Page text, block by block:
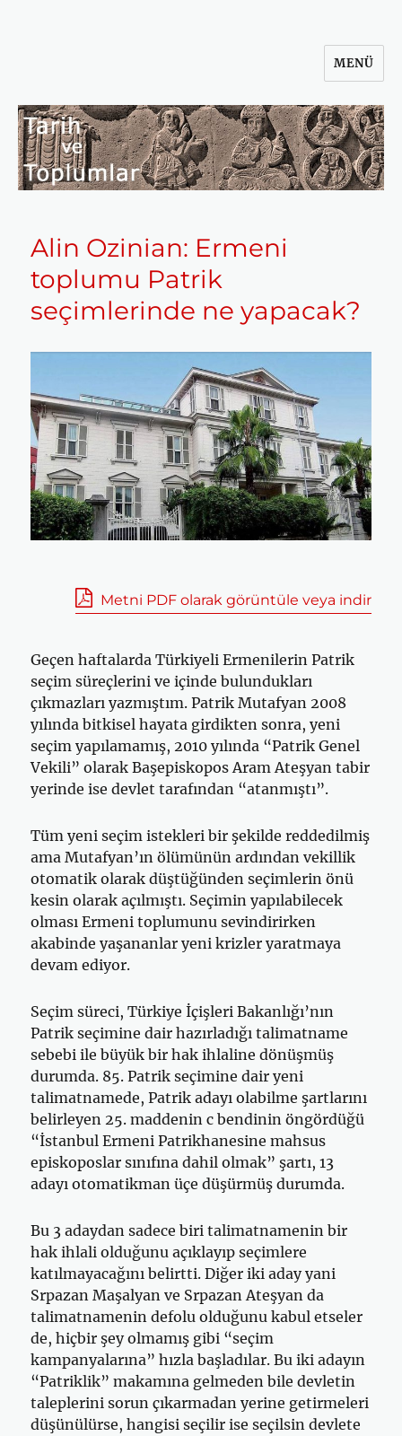
MENÜ
Alin Ozinian: Ermeni
toplumu Patrik
seçimlerinde ne yapacak?
Metni PDF olarak görüntüle veya indir
Geçen haftalarda Türkiyeli Ermenilerin Patrik
seçim süreçlerini ve içinde bulundukları
çıkmazları yazmıştım. Patrik Mutafyan 2008
yılında bitkisel hayata girdikten sonra, yeni
seçim yapılamamış, 2010 yılında “Patrik Genel
Vekili” olarak Başepiskopos Aram Ateşyan tabir
yerinde ise devlet tarafından “atanmıştı”.
Tüm yeni seçim istekleri bir şekilde reddedilmiş
ama Mutafyan’ın ölümünün ardından vekillik
otomatik olarak düştüğünden seçimlerin önü
kesin olarak açılmıştı. Seçimin yapılabilecek
olması Ermeni toplumunu sevindirirken
akabinde yaşananlar yeni krizler yaratmaya
devam ediyor.
Seçim süreci, Türkiye İçişleri Bakanlığı’nın
Patrik seçimine dair hazırladığı talimatname
sebebi ile büyük bir hak ihlaline dönüşmüş
durumda. 85. Patrik seçimine dair yeni
talimatnamede, Patrik adayı olabilme şartlarını
belirleyen 25. maddenin c bendinin öngördüğü
“İstanbul Ermeni Patrikhanesine mahsus
episkoposlar sınıfına dahil olmak” şartı, 13
adayı otomatikman üçe düşürmüş durumda.
Bu 3 adaydan sadece biri talimatnamenin bir
hak ihlali olduğunu açıklayıp seçimlere
katılmayacağını belirtti. Diğer iki aday yani
Srpazan Maşalyan ve Srpazan Ateşyan da
talimatnamenin defolu olduğunu kabul etseler
de, hiçbir şey olmamış gibi “seçim
kampanyalarına” hızla başladılar. Bu iki adayın
“Patriklik” makamına gelmeden bile devletin
taleplerini sorun çıkarmadan yerine getirmeleri
düşünülürse, hangisi seçilir ise seçilsin devlete